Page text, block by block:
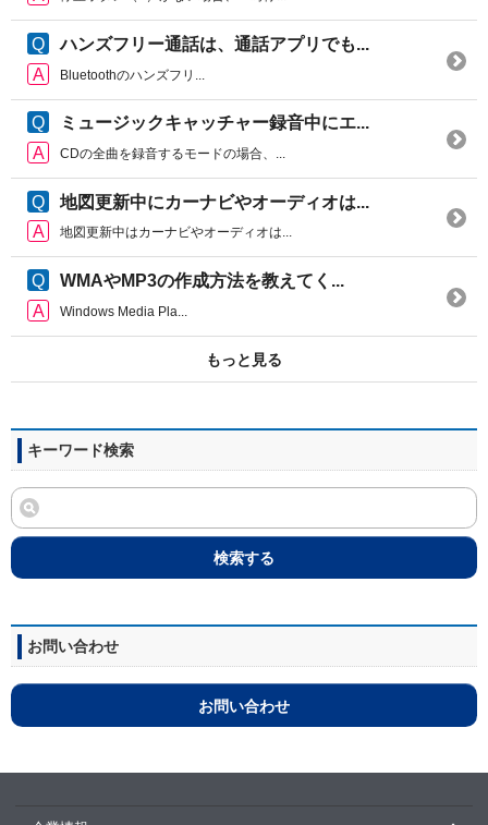
ハンズフリー通話は、通話アプリでも...
Bluetoothのハンズフリ...
ミュージックキャッチャー録音中にエ...
CDの全曲を録音するモードの場合、...
地図更新中にカーナビやオーディオは...
地図更新中はカーナビやオーディオは...
WMAやMP3の作成方法を教えてく...
Windows Media Pla...
もっと見る
キーワード検索
検索する
お問い合わせ
お問い合わせ